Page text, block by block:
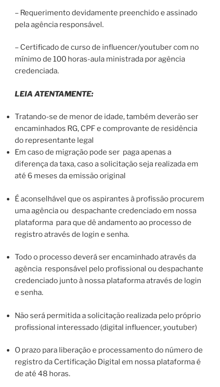
– Requerimento devidamente preenchido e assinado
pela agência responsável.
– Certificado de curso de influencer/youtuber com no
mínimo de 100 horas-aula ministrada por agência
credenciada.
LEIA ATENTAMENTE:
Tratando-se de menor de idade, também deverão ser
encaminhados RG, CPF e comprovante de residência
do representante legal
Em caso de migração pode ser paga apenas a
diferença da taxa, caso a solicitação seja realizada em
até 6 meses da emissão original
É aconselhável que os aspirantes à profissão procurem
uma agência ou despachante credenciado em nossa
plataforma para que dê andamento ao processo de
registro através de login e senha.
Todo o processo deverá ser encaminhado através da
agência responsável pelo profissional ou despachante
credenciado junto à nossa plataforma através de login
e senha.
Não será permitida a solicitação realizada pelo próprio
profissional interessado (digital influencer, youtuber)
O prazo para liberação e processamento do número de
registro da Certificação Digital em nossa plataforma é
de até 48 horas.